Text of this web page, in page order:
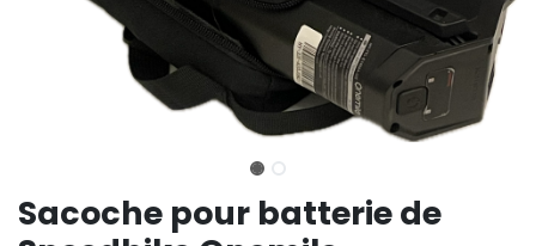
Sacoche pour batterie de